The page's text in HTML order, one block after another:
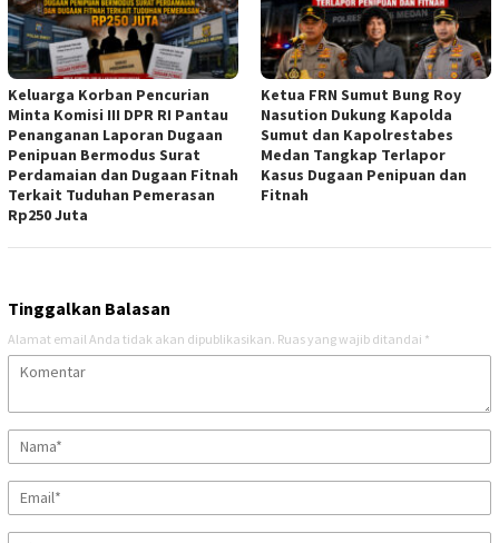
Keluarga Korban Pencurian
Minta Komisi III DPR RI Pantau
Penanganan Laporan Dugaan
Penipuan Bermodus Surat
Perdamaian dan Dugaan Fitnah
Terkait Tuduhan Pemerasan
Rp250 Juta
Ketua FRN Sumut Bung Roy
Nasution Dukung Kapolda
Sumut dan Kapolrestabes
Medan Tangkap Terlapor
Kasus Dugaan Penipuan dan
Fitnah
Tinggalkan Balasan
Alamat email Anda tidak akan dipublikasikan. Ruas yang wajib ditandai *